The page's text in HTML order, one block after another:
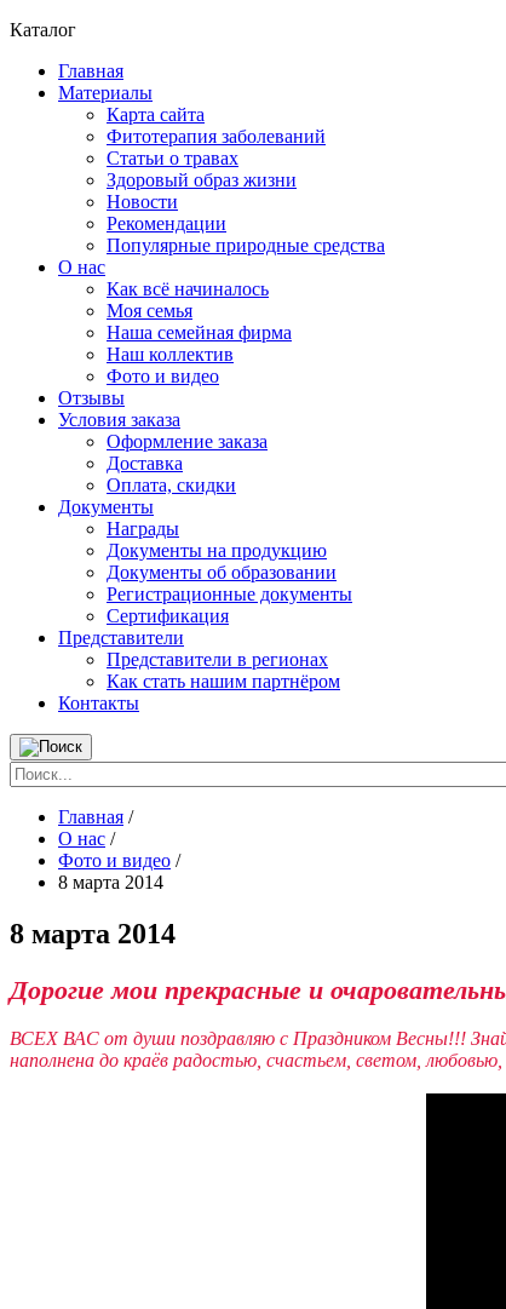
Каталог
Главная
Материалы
Карта сайта
Фитотерапия заболеваний
Статьи о травах
Здоровый образ жизни
Новости
Рекомендации
Популярные природные средства
О нас
Как всё начиналось
Моя семья
Наша семейная фирма
Наш коллектив
Фото и видео
Отзывы
Условия заказа
Оформление заказа
Доставка
Оплата, скидки
Документы
Награды
Документы на продукцию
Документы об образовании
Регистрационные документы
Сертификация
Представители
Представители в регионах
Как стать нашим партнёром
Контакты
Главная /
О нас /
Фото и видео /
8 марта 2014
8 марта 2014
Дорогие мои прекрасные и
ВСЕХ ВАС от души поздравляю с Праздником Весны!!!
наполнена до краёв радостью, счастьем, светом,